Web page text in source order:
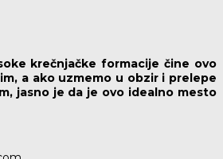
krečnjačke formacije čine ovo
a ako uzmemo u obzir i prelepe
jasno je da je ovo idealno mesto